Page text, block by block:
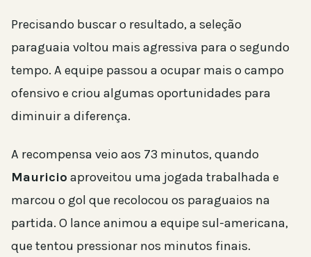
Precisando buscar o resultado, a seleção
paraguaia voltou mais agressiva para o segundo
tempo. A equipe passou a ocupar mais o campo
ofensivo e criou algumas oportunidades para
diminuir a diferença.
A recompensa veio aos 73 minutos, quando
Mauricio aproveitou uma jogada trabalhada e
marcou o gol que recolocou os paraguaios na
partida. O lance animou a equipe sul-americana,
que tentou pressionar nos minutos finais.